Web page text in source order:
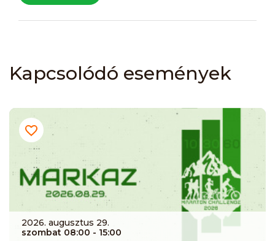
Kapcsolódó események
2026. augusztus 29.
szombat 08:00 - 15:00